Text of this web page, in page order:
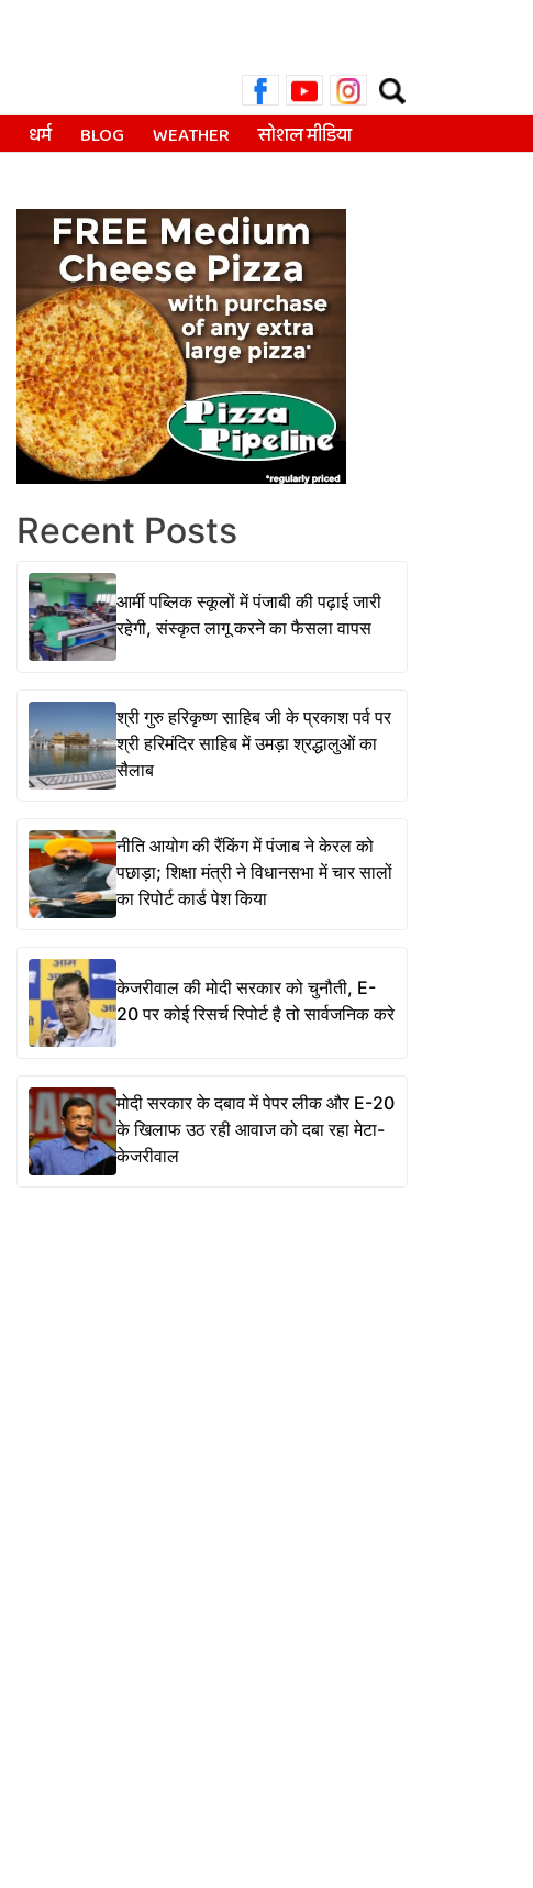
Search
for:
धर्म BLOG WEATHER सोशल मीडिया
Recent Posts
आर्मी पब्लिक स्कूलों में पंजाबी की पढ़ाई जारी
रहेगी, संस्कृत लागू करने का फैसला वापस
श्री गुरु हरिकृष्ण साहिब जी के प्रकाश पर्व पर
श्री हरिमंदिर साहिब में उमड़ा श्रद्धालुओं का
सैलाब
नीति आयोग की रैंकिंग में पंजाब ने केरल को
पछाड़ा; शिक्षा मंत्री ने विधानसभा में चार सालों
का रिपोर्ट कार्ड पेश किया
केजरीवाल की मोदी सरकार को चुनौती, E-
20 पर कोई रिसर्च रिपोर्ट है तो सार्वजनिक करे
मोदी सरकार के दबाव में पेपर लीक और E-20
के खिलाफ उठ रही आवाज को दबा रहा मेटा-
केजरीवाल